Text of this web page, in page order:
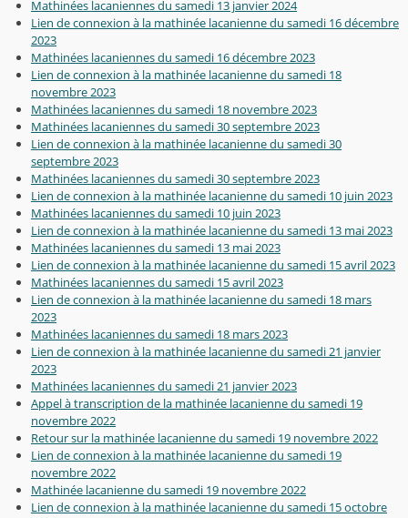
Mathinées lacaniennes du samedi 13 janvier 2024
Lien de connexion à la mathinée lacanienne du samedi 16 décembre
2023
Mathinées lacaniennes du samedi 16 décembre 2023
Lien de connexion à la mathinée lacanienne du samedi 18
novembre 2023
Mathinées lacaniennes du samedi 18 novembre 2023
Mathinées lacaniennes du samedi 30 septembre 2023
Lien de connexion à la mathinée lacanienne du samedi 30
septembre 2023
Mathinées lacaniennes du samedi 30 septembre 2023
Lien de connexion à la mathinée lacanienne du samedi 10 juin 2023
Mathinées lacaniennes du samedi 10 juin 2023
Lien de connexion à la mathinée lacanienne du samedi 13 mai 2023
Mathinées lacaniennes du samedi 13 mai 2023
Lien de connexion à la mathinée lacanienne du samedi 15 avril 2023
Mathinées lacaniennes du samedi 15 avril 2023
Lien de connexion à la mathinée lacanienne du samedi 18 mars
2023
Mathinées lacaniennes du samedi 18 mars 2023
Lien de connexion à la mathinée lacanienne du samedi 21 janvier
2023
Mathinées lacaniennes du samedi 21 janvier 2023
Appel à transcription de la mathinée lacanienne du samedi 19
novembre 2022
Retour sur la mathinée lacanienne du samedi 19 novembre 2022
Lien de connexion à la mathinée lacanienne du samedi 19
novembre 2022
Mathinée lacanienne du samedi 19 novembre 2022
Lien de connexion à la mathinée lacanienne du samedi 15 octobre